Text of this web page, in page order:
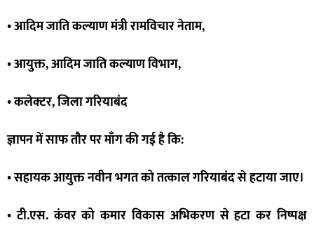
• आदिम जाति कल्याण मंत्री रामविचार नेताम,
• आयुक्त, आदिम जाति कल्याण विभाग,
• कलेक्टर, जिला गरियाबंद
ज्ञापन में साफ तौर पर माँग की गई है कि:
• सहायक आयुक्त नवीन भगत को तत्काल गरियाबंद से हटाया जाए।
• टी.एस. कंवर को कमार विकास अभिकरण से हटा कर निष्पक्ष